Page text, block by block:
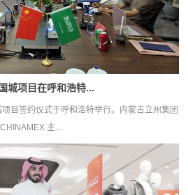
城项目在呼和浩特...
目签约仪式于呼和浩特举行。内蒙古立州集团
主...